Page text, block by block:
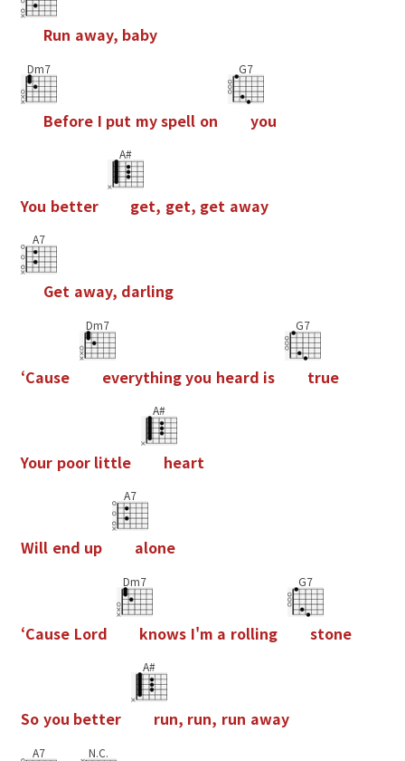
Run away, baby
Dm7
Before I put myspell on
G7
you
You better
A#
get, get, get away
A7
Get away, darling
‘Cause
Dm7
everythingyou heard is
G7
true
Your poor little
A#
heart
Will end up
A7
alone
‘Cause Lord
Dm7
knows I'm a rolling
G7
stone
So you better
A#
run, run, run away
A7 N.C.